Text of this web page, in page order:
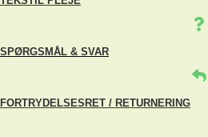
SPØRGSMÅL & SVAR
FORTRYDELSESRET / RETURNERING